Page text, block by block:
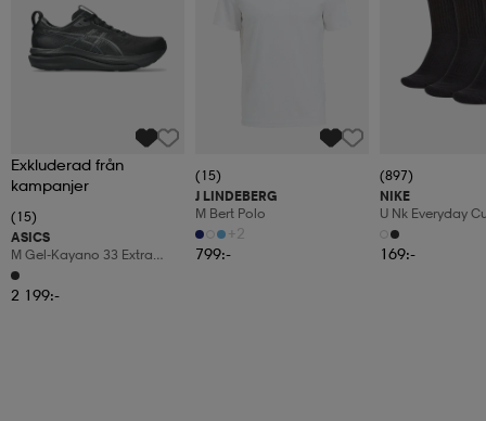
Exkluderad från
kampanjer
(15)
ASICS
M Gel-Kayano 33 Extra
Wide
2 199:-
(15)
J LINDEBERG
M Bert Polo
+2
799:-
(897)
NIKE
U Nk Everyday
3pr
169:-